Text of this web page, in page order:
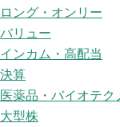
ロング・オンリー
バリュー
インカム・高配当
決算
医薬品・バイオテ
大型株